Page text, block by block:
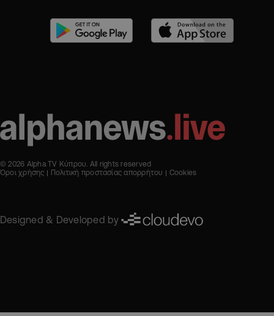
© 2026 Alpha TV Κύπρου. All rights reserved
Όροι χρήσης
Πολιτική προστασίας απορρήτου Cookies
Designed & Developed by